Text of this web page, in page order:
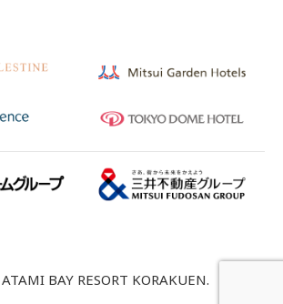
BAY RESORT KORAKUEN.